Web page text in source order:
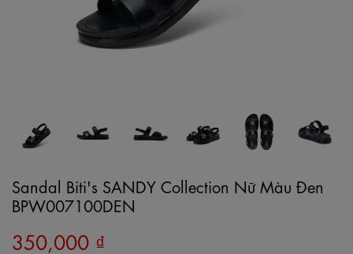
Sandal Biti's SANDY Collection Nữ Màu Đen
BPW007100DEN
350,000 ₫